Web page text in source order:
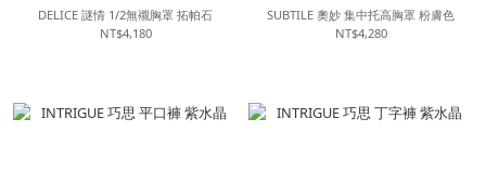
DELICE 謎情 1/2無襯胸罩 拓帕石
NT$4,180
SUBTILE 奧妙 集中托高胸罩 粉膚色
NT$4,280